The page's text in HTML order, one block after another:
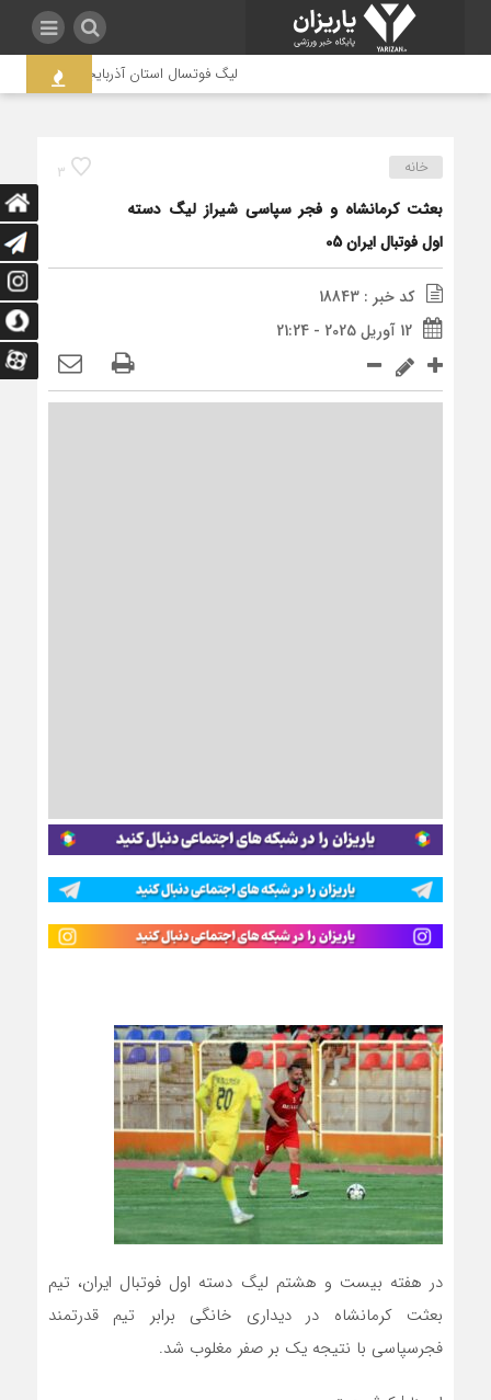
لیگ فوتسال استان آذربایجان غربی به
3 خانه
بعثت کرمانشاه و فجر سپاسی شیراز لیگ دسته
اول فوتبال ایران 05
کد خبر : 18843
12 آوریل 2025 - 21:24
در هفته بیست و هشتم لیگ دسته اول فوتبال ایران، تیم
بعثت کرمانشاه در دیداری خانگی برابر تیم قدرتمند
فجرسپاسی با نتیجه یک بر صفر مغلوب شد.